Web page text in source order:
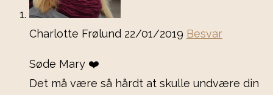
Charlotte Frølund 22/01/2019 Besvar
Søde Mary ❤️
Det må være så hårdt at skulle undvære din